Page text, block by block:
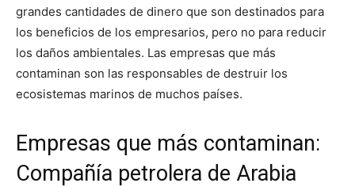
grandes cantidades de dinero que son destinados para
los beneficios de los empresarios, pero no para reducir
los daños ambientales. Las empresas que más
contaminan son las responsables de destruir los
ecosistemas marinos de muchos países.
Empresas que más contaminan:
Compañía petrolera de Arabia